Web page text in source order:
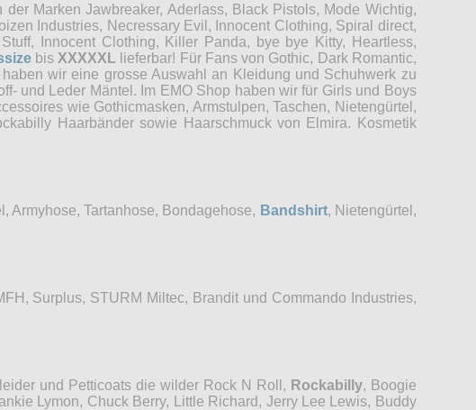
Marken Jawbreaker, Aderlass, Black Pistols, Mode Wichtig,
Industries, Necressary Evil, Innocent Clothing, Spiral direct,
Innocent Clothing, Killer Panda, bye bye Kitty, Heartless,
bis XXXXXL lieferbar! Für Fans von Gothic, Dark Romantic,
wir eine grosse Auswahl an Kleidung und Schuhwerk zu
und Leder Mäntel. Im EMO Shop haben wir für Girls und Boys
wie Gothicmasken, Armstulpen, Taschen, Nietengürtel,
Haarbänder sowie Haarschmuck von Elmira. Kosmetik
Armyhose, Tartanhose, Bondagehose, Bandshirt, Nietengürtel,
Surplus, STURM Miltec, Brandit und Commando Industries,
und Petticoats die wilder Rock N Roll, Rockabilly, Boogie
Lymon, Chuck Berry, Little Richard, Jerry Lee Lewis, Buddy